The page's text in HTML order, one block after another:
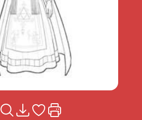
Voir la fiche
Télécharger
Ajouter à mes coups de
Imprimer